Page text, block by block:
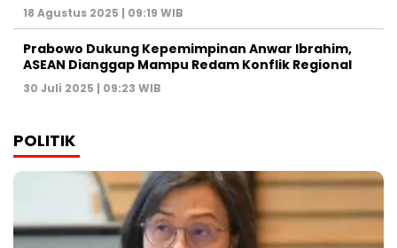
18 Agustus 2025 | 09:19 WIB
Prabowo Dukung Kepemimpinan Anwar Ibrahim,
ASEAN Dianggap Mampu Redam Konflik Regional
30 Juli 2025 | 09:23 WIB
POLITIK